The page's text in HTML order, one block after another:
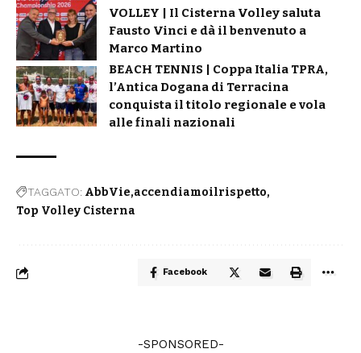
VOLLEY | Il Cisterna Volley saluta
Fausto Vinci e dà il benvenuto a
Marco Martino
BEACH TENNIS | Coppa Italia TPRA,
l’Antica Dogana di Terracina
conquista il titolo regionale e vola
alle finali nazionali
TAGGATO: AbbVie accendiamoilrispetto
Top Volley Cisterna
Facebook
-SPONSORED-